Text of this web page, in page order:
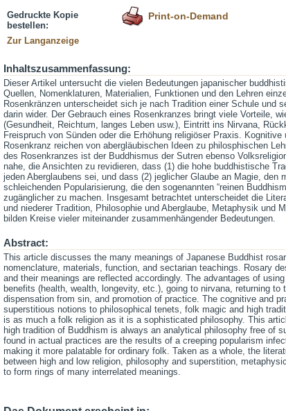
Gedruckte Kopie
bestellen:
Print-on-Demand
Zur Langanzeige
Inhaltszusammenfassung:
Dieser Artikel untersucht die vielen Bedeutungen japanischer
Quellen, Nomenklaturen, Materialien, Funktionen und den Lehren
Rosenkränzen unterscheidet sich je nach Tradition einer Schule und
darin wider. Der Gebrauch eines Rosenkranzes bringt viele Vorteile,
(Gesundheit, Reichtum, langes Leben usw.), Eintritt ins Nirvana,
Freispruch von Sünden oder die Erhöhung religiöser Praxis.
Rosenkranz reichen von abergläubischen Ideen zu philosphischen
des Rosenkranzes ist der Buddhismus der Sutren ebenso
nahe, die Ansichten zu revidieren, dass (1) die hohe buddhistische
jeden Aberglaubens sei, und dass (2) jeglicher Glaube an Magie,
schleichenden Popularisierung, die den sogenannten “reinen
zugänglicher zu machen. Insgesamt betrachtet unterscheidet die
und niederer Tradition, Philosophie und Aberglaube, Metaphysik und
bilden Kreise vieler miteinander zusammenhängender Bedeutungen.
Abstract:
This article discusses the many meanings of Japanese Buddhist
nomenclature, materials, function, and sectarian teachings. Rosary
and their meanings are reflected accordingly. The advantages of
benefits (health, wealth, longevity, etc.), going to nirvana, returning
dispensation from sin, and promotion of practice. The cognitive and
superstitious notions to philosophical tenets, folk magic and high
is as much a folk religion as it is a sophisticated philosophy. This
high tradition of Buddhism is always an analytical philosophy free of
found in actual practices are the results of a creeping popularism
making it more palatable for ordinary folk. Taken as a whole, the
between high and low religion, philosophy and superstition,
to form rings of many interrelated meanings.